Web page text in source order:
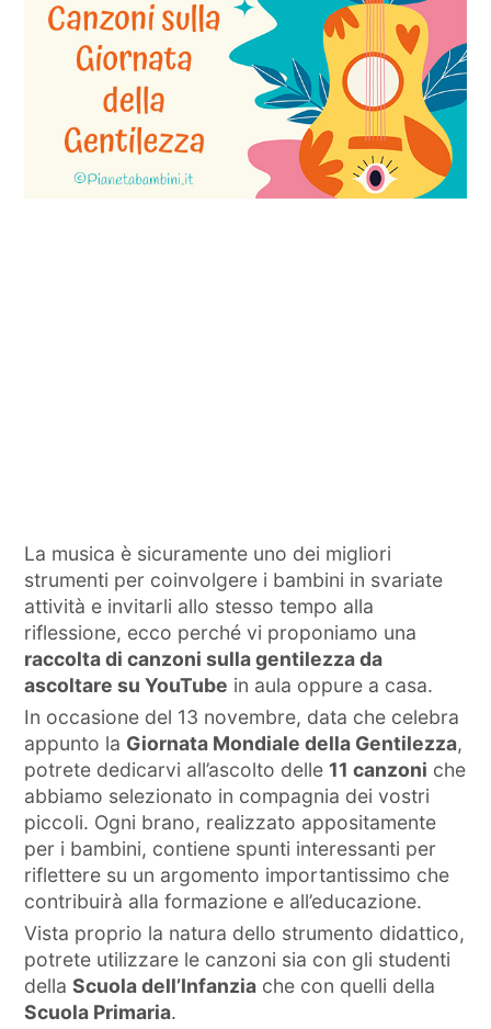
La musica è sicuramente uno dei migliori
strumenti per coinvolgere i bambini in svariate
attività e invitarli allo stesso tempo alla
riflessione, ecco perché vi proponiamo una
raccolta di canzoni sulla gentilezza da
ascoltare su YouTube in aula oppure a casa.
In occasione del 13 novembre, data che celebra
appunto la Giornata Mondiale della Gentilezza,
potrete dedicarvi all’ascolto delle 11 canzoni che
abbiamo selezionato in compagnia dei vostri
piccoli. Ogni brano, realizzato appositamente
per i bambini, contiene spunti interessanti per
riflettere su un argomento importantissimo che
contribuirà alla formazione e all’educazione.
Vista proprio la natura dello strumento didattico,
potrete utilizzare le canzoni sia con gli studenti
dellaScuola dell’Infanzia che con quelli della
Scuola Primaria.